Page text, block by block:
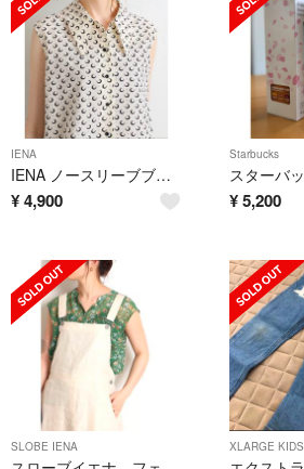
IENA
IENA ノースリーブブラウス モノトーンプリント
¥4,900
Starbucks
¥ 5,200
SLOBE IENA XLARGE KIDS